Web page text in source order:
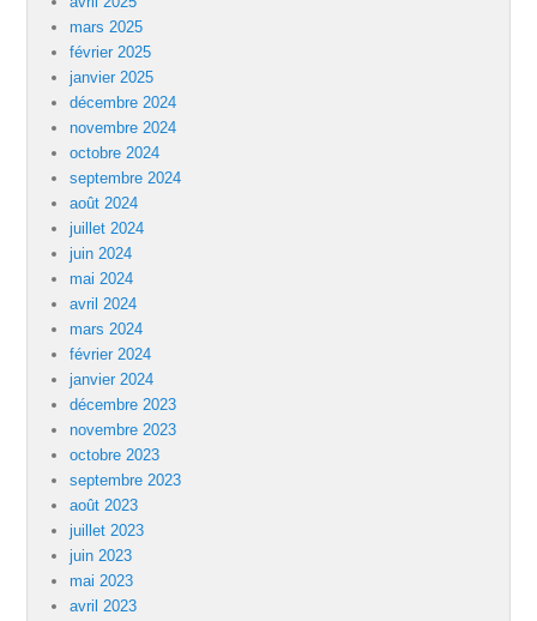
mars 2025
février 2025
janvier 2025
décembre 2024
novembre 2024
octobre 2024
septembre 2024
août 2024
juillet 2024
juin 2024
mai 2024
avril 2024
mars 2024
février 2024
janvier 2024
décembre 2023
novembre 2023
octobre 2023
septembre 2023
août 2023
juillet 2023
juin 2023
mai 2023
avril 2023